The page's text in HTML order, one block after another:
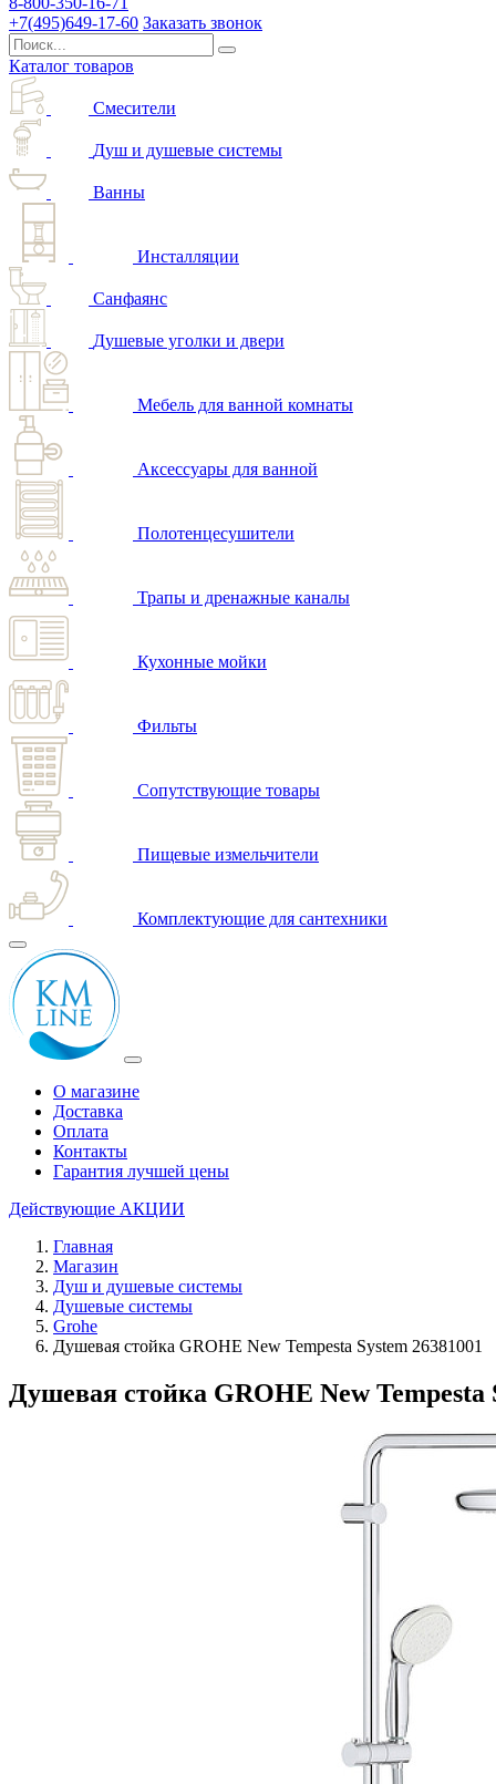
+7(495)649-17-60 Заказать звонок
Каталог товаров
Смесители
Душ и душевые системы
Ванны
Инсталляции
Санфаянс
Душевые уголки и двери
Мебель для ванной комнаты
Аксессуары для ванной
Полотенцесушители
Трапы и дренажные каналы
Кухонные мойки
Фильты
Сопутствующие товары
Пищевые измельчители
Комплектующие для сантехники
О магазине
Доставка
Оплата
Контакты
Гарантия лучшей цены
Действующие АКЦИИ
Главная
Магазин
Душ и душевые системы
Душевые системы
Grohe
Душевая стойка GROHE New Tempesta System 26381001
Душевая стойка GROHE New Tempesta